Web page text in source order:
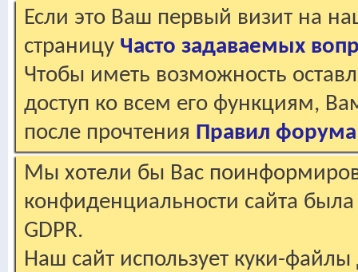
Если это Ваш первый визит на
страницу Часто задаваемых
Чтобы иметь возможность
доступ ко всем его функциям,
после прочтения Правил форума
Мы хотели бы Вас
конфиденциальности сайта
GDPR.
Наш сайт использует куки-файлы